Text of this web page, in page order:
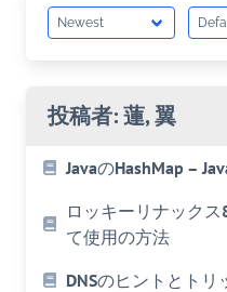
投稿者:蓮, 翼
JavaのHashMap –
ロッキーリナック
て使用の方法
DNSのヒントとトリ